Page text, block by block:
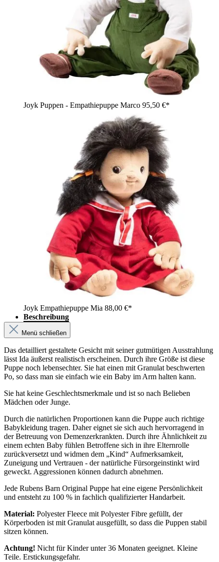
Joyk Puppen - Empathiepuppe Marco 95,50 €*
Joyk Empathiepuppe Mia 88,00 €*
Beschreibung
Menü schließen
Das detailliert gestaltete Gesicht mit seiner gutmütigen Ausstrahlung
lässt Ida äußerst realistisch erscheinen. Durch ihre Größe ist diese
Puppe noch lebensechter. Sie hat einen mit Granulat beschwerten
Po, so dass man sie einfach wie ein Baby im Arm halten kann.
Sie hat keine Geschlechtsmerkmale und ist so nach Belieben
Mädchen oder Junge.
Durch die natürlichen Proportionen kann die Puppe auch richtige
Babykleidung tragen. Daher eignet sie sich auch hervorragend in
der Betreuung von Demenzerkrankten. Durch ihre Ähnlichkeit zu
einem echten Baby fühlen Betroffene sich in ihre Elternrolle
zurückversetzt und widmen dem „Kind“ Aufmerksamkeit,
Zuneigung und Vertrauen - der natürliche Fürsorgeinstinkt wird
geweckt. Aggressionen können dadurch abnehmen.
Jede Rubens Barn Original Puppe hat eine eigene Persönlichkeit
und entsteht zu 100 % in fachlich qualifizierter Handarbeit.
Material: Polyester Fleece mit Polyester Fibre gefüllt, der
Körperboden ist mit Granulat ausgefüllt, so dass die Puppen stabil
sitzen können.
Achtung! Nicht für Kinder unter 36 Monaten geeignet. Kleine
Teile. Erstickungsgefahr.